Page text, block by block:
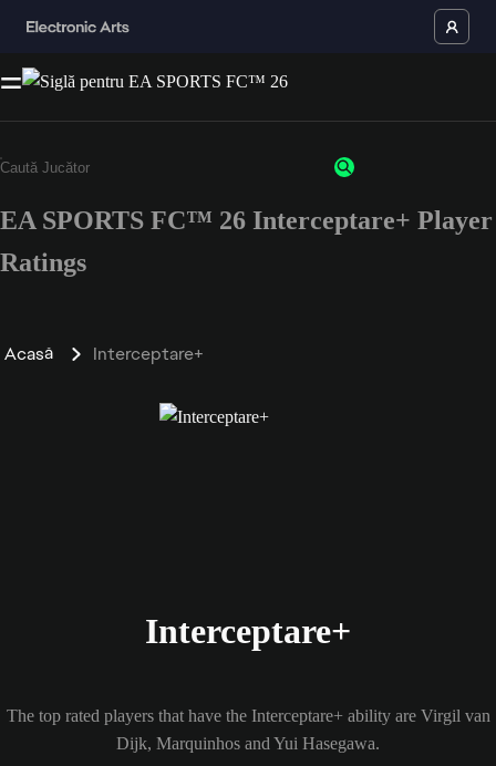
EA SPORTS FC™ 26 Interceptare+ Player
Ratings
Acasă Interceptare+
Interceptare+
The top rated players that have the Interceptare+ ability are Virgil van
Dijk, Marquinhos and Yui Hasegawa.